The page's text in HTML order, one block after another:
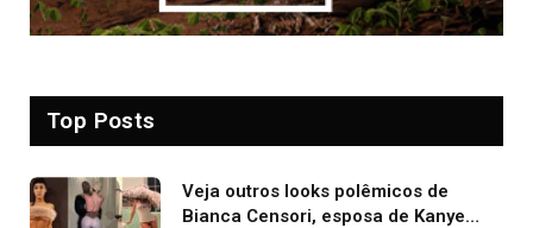
Top Posts
Veja outros looks polêmicos de
Bianca Censori, esposa de Kanye